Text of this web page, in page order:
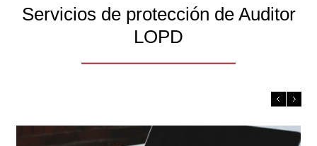
Servicios de protección de Auditor
LOPD